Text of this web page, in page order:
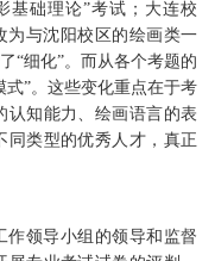
基础理论”考试；大连校
为与沈阳校区的绘画类一
“细化”。而从各个考题的
”。这些变化重点在于考
认知能力、绘画语言的表
同类型的优秀人才，真正
作领导小组的领导和监督